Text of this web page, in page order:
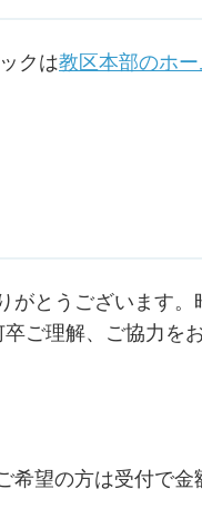
クは教区本部のホ
とうございます。
卒ご理解、ご協力
希望の方は受付で